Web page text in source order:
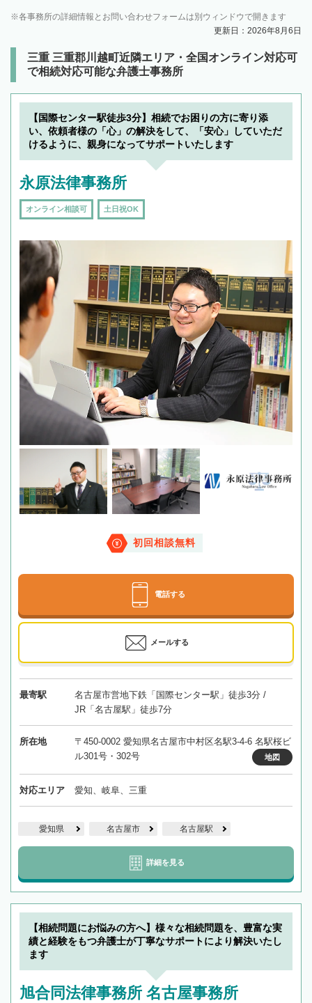
各事務所の詳細情報とお問い合わせフォームは別ウィンドウで開きます
更新日：2026年8月6日
三重 三重郡川越町近隣エリア・全国オンライン対応可
で相続対応可能な弁護士事務所
【国際センター駅徒歩3分】相続でお困りの方に寄り添
い、依頼者様の「心」の解決をして、「安心」していただ
けるように、親身になってサポートいたします
永原法律事務所
オンライン相談可 土日祝OK
初回相談無料
電話する
メールする
最寄駅
名古屋市営地下鉄「国際センター駅」徒歩3分 /
JR「名古屋駅」徒歩7分
所在地
〒450-0002 愛知県名古屋市中村区名駅3-4-6 名駅桜ビ
ル301号・302号
地図
対応エリア 愛知、岐阜、三重
愛知県 名古屋市 名古屋駅
詳細を見る
【相続問題にお悩みの方へ】様々な相続問題を、豊富な実
績と経験をもつ弁護士が丁寧なサポートにより解決いたし
ます
旭合同法律事務所 名古屋事務所